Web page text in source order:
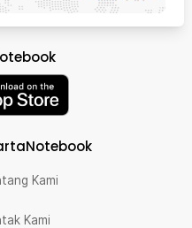
Kami
Kami